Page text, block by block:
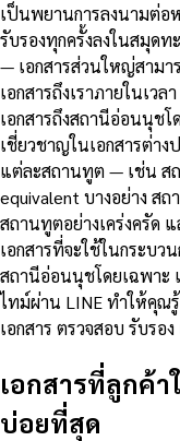
เป็นพยานการลงนามต่อ
รับรองทุกครั้งลงในสมุดท
— เอกสารส่วนใหญ่สามา
เอกสารถึงเราภายในเว
เอกสารถึงสถานีอ่อนนุชโ
เชี่ยวชาญในเอกสารต่าง
แต่ละสถานทูต — เช่น ส
equivalent บางอย่าง ส
สถานทูตอย่างเคร่งครัด
เอกสารที่จะใช้ในกระบว
สถานีอ่อนนุชโดยเฉพาะ
ไทม์ผ่าน LINE ทำให้คุณ
เอกสาร ตรวจสอบ รับรอ
เอกสารที่ลูกค้
บ่อยที่สุด